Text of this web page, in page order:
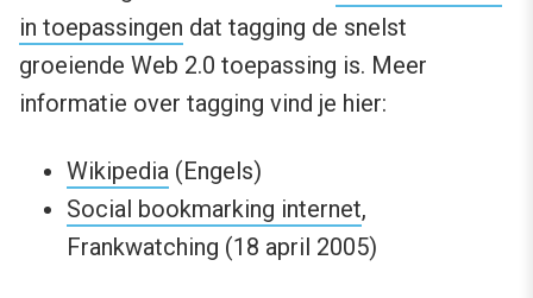
in toepassingen dat tagging de snelst
groeiende Web 2.0 toepassing is. Meer
informatie over tagging vind je hier:
Wikipedia (Engels)
Social bookmarking internet,
Frankwatching (18 april 2005)